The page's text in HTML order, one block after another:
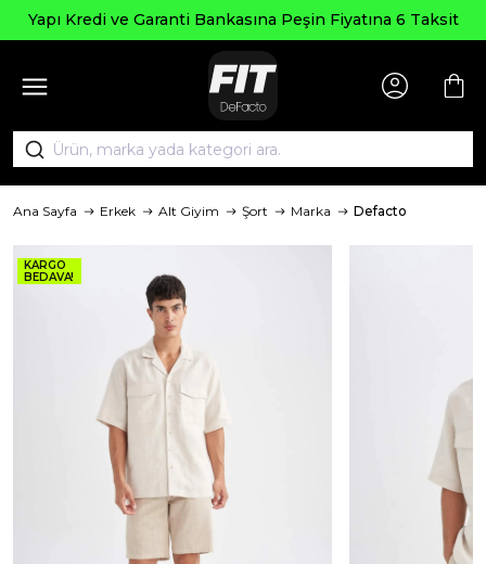
Yapı Kredi ve Garanti Bankasına Peşin Fiyatına 6 Taksit
Ana Sayfa Erkek Alt Giyim Şort Marka Defacto
KARGO
BEDAVA!